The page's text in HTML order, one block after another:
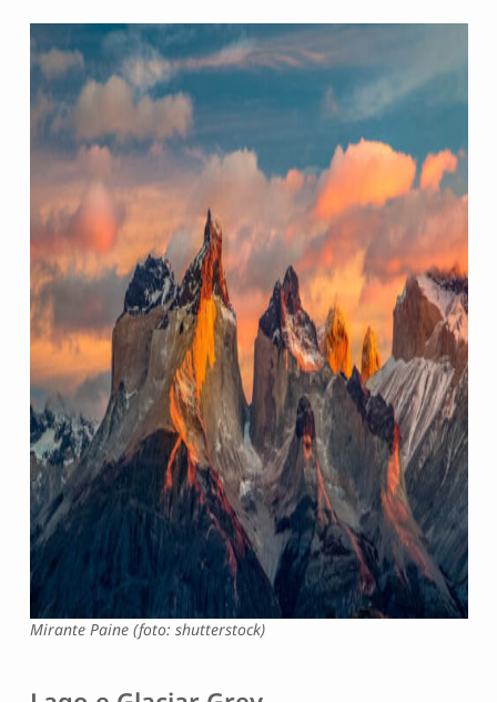
Mirante Paine (foto: shutterstock)